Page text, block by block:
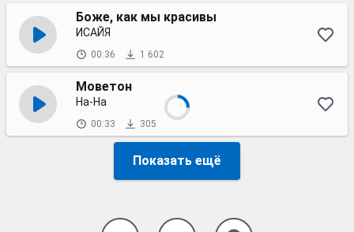
Боже, как мы красивы
ИСАЙЯ
00:36 1 602
Моветон
На-На
00:33 305
Показать ещё